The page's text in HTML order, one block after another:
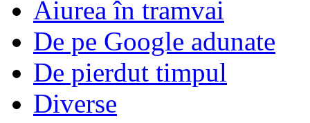
Aiurea în tramvai
De pe Google adunate
De pierdut timpul
Diverse